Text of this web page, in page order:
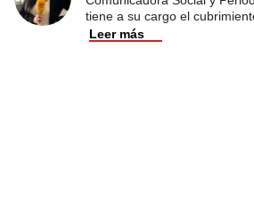
tiene a su cargo el
Leer más